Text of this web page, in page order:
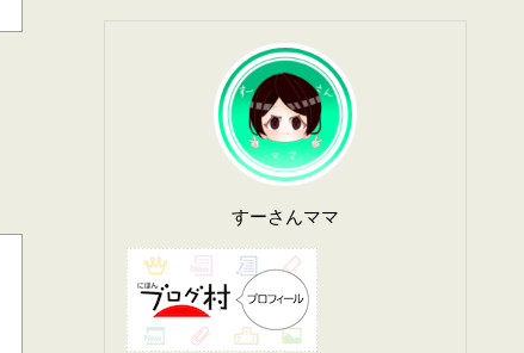
すーさんママ